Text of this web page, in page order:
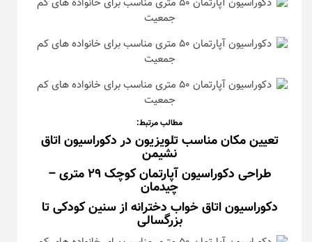
مطالب مرتبط:
تعیین مکان مناسب تلویزیون در دکوراسیون اتاق
نشیمن
طراحی دکوراسیون آپارتمان کوچک ۲۹ متری –
چیدمان
دکوراسیون اتاق خواب دخترانه از سنین کودکی تا
بزرگسالی